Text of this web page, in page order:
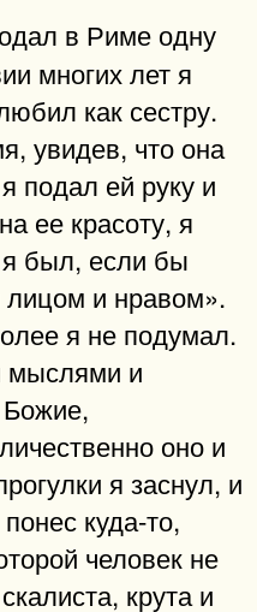
в Риме одну
многих лет я
как сестру.
увидев, что она
подал ей руку и
ее красоту, я
был, если бы
и нравом».
я не подумал.
мыслями и
оно и
я заснул, и
куда-то,
человек не
крута и